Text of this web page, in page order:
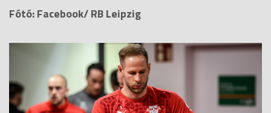
Fótó: Facebook/ RB Leipzig